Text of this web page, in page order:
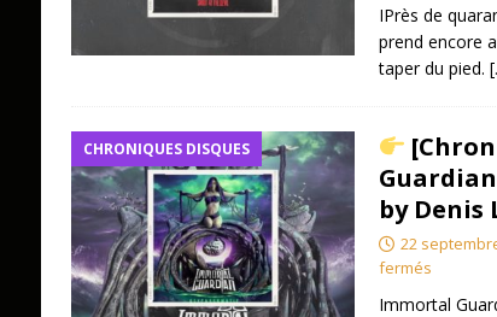
IPrès de
prend encore
taper du pied.
CHRONIQUES DISQUES
by Denis
22
fermés
Immortal